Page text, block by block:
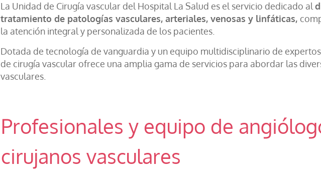
La Unidad de Cirugía vascular del Hospital La Salud es el servicio dedicado al
tratamiento de patologías vasculares, arteriales, venosas y linfáticas,
la atención integral y personalizada de los pacientes.
Dotada de tecnología de vanguardia y un equipo multidisciplinario de
de cirugía vascular ofrece una amplia gama de servicios para abordar las
vasculares.
Profesionales y equipo de
cirujanos vasculares